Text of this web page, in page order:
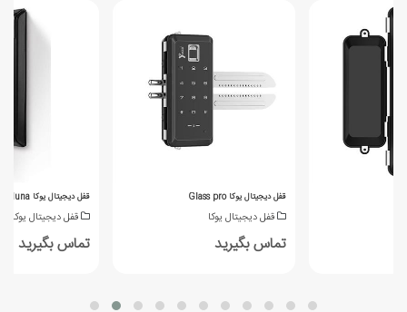
قفل دیجیتال یوکا luna
قفل دیجیتال یوکا
تماس بگیرید
قفل دیجیتال یوکا Glass pro
قفل دیجیتال یوکا
تماس بگیرید